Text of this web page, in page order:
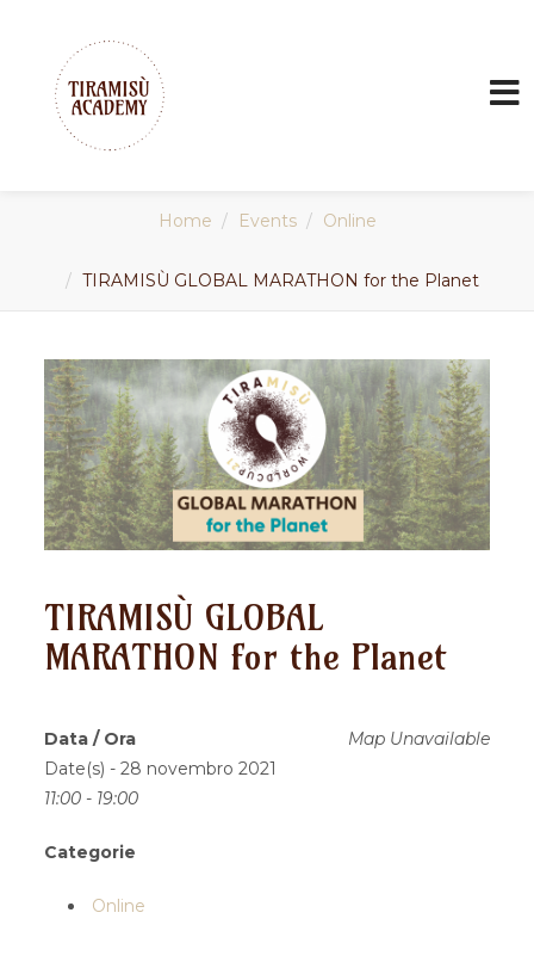
Home Events Online
TIRAMISÙ GLOBAL MARATHON for the Planet
TIRAMISÙ GLOBAL
MARATHON for the Planet
Map Unavailable
Data / Ora
Date(s) - 28 novembro 2021
11:00 - 19:00
Categorie
Online